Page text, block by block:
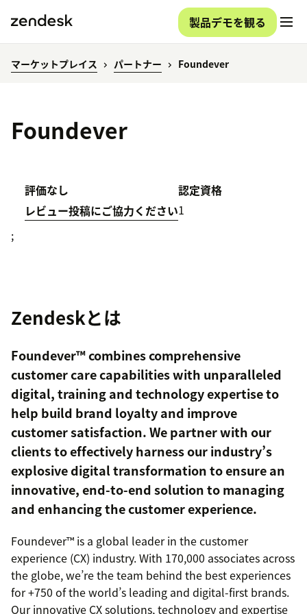
製品デモを観る
マーケットプレイス パートナー Foundever
Foundever
評価なし
レビュー投稿にご協力ください
認定資格
1
;
Zendeskとは
Foundever™ combines comprehensive
customer care capabilities with unparalleled
digital, training and technology expertise to
help build brand loyalty and improve
customer satisfaction. We partner with our
clients to effectively harness our industry’s
explosive digital transformation to ensure an
innovative, end-to-end solution to managing
and enhancing the customer experience.
Foundever™ is a global leader in the customer
experience (CX) industry. With 170,000 associates across
the globe, we’re the team behind the best experiences
for +750 of the world’s leading and digital-first brands.
Our innovative CX solutions, technology and expertise